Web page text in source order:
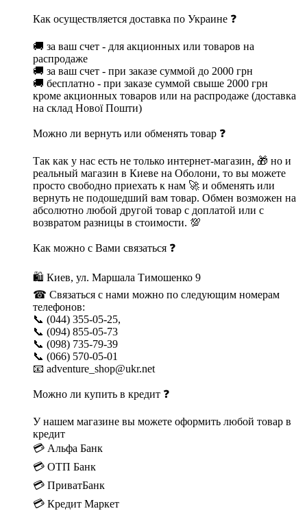
Как осуществляется доставка по Украине ❓
🚚 за ваш счет - для акционных или товаров на
распродаже
🚚 за ваш счет - при заказе суммой до 2000 грн
🚚 бесплатно - при заказе суммой свыше 2000 грн
кроме акционных товаров или на распродаже (доставка
на склад Нової Пошти)
Можно ли вернуть или обменять товар ❓
Так как у нас есть не только интернет-магазин, 🎁 но и
реальный магазин в Киеве на Оболони, то вы можете
просто свободно приехать к нам 🚀 и обменять или
вернуть не подошедший вам товар. Обмен возможен на
абсолютно любой другой товар с доплатой или с
возвратом разницы в стоимости. 💯
Как можно с Вами связаться ❓
🛍 Киев, ул. Маршала Тимошенко 9
☎ Связаться с нами можно по следующим номерам
телефонов:
📞 (044) 355-05-25,
📞 (094) 855-05-73
📞 (098) 735-79-39
📞 (066) 570-05-01
📧 adventure_shop@ukr.net
Можно ли купить в кредит ❓
У нашем магазине вы можете оформить любой товар в
кредит
💳 Альфа Банк
💳 ОТП Банк
💳 ПриватБанк
💳 Кредит Маркет